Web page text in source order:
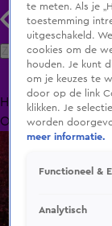
Zoeken
HomeUitzending
Oranjezomer
te meten. Als je
toestemming
uitgeschakeld.
cookies om de
houden. Je kunt
om je keuzes te
door op de link
klikken. Je
worden
meer informatie.
Functioneel &
Analytisch